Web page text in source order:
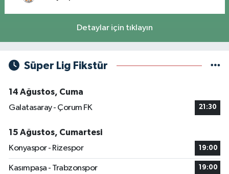
Detaylar için tıklayın
Süper Lig Fikstür
14 Ağustos, Cuma
Galatasaray - Çorum FK
21:30
15 Ağustos, Cumartesi
Konyaspor - Rizespor
19:00
Kasımpaşa - Trabzonspor 19:00